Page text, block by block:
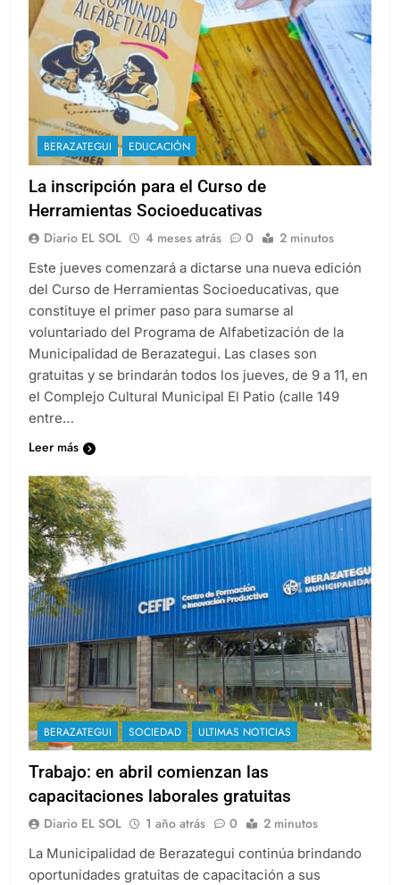
BERAZATEGUI EDUCACIÓN
La inscripción para el Curso de
Herramientas Socioeducativas
Diario EL SOL 4 meses atrás 0 2 minutos
Este jueves comenzará a dictarse una nueva edición
del Curso de Herramientas Socioeducativas, que
constituye el primer paso para sumarse al
voluntariado del Programa de Alfabetización de la
Municipalidad de Berazategui. Las clases son
gratuitas y se brindarán todos los jueves, de 9 a 11, en
el Complejo Cultural Municipal El Patio (calle 149
entre…
Leer más
BERAZATEGUI SOCIEDAD ULTIMAS NOTICIAS
Trabajo: en abril comienzan las
capacitaciones laborales gratuitas
Diario EL SOL 1 año atrás 0 2 minutos
La Municipalidad de Berazategui continúa brindando
oportunidades gratuitas de capacitación a sus